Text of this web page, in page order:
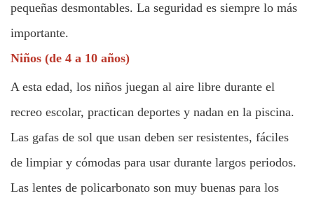
pequeñas desmontables. La seguridad es siempre lo más
importante.
Niños (de 4 a 10 años)
A esta edad, los niños juegan al aire libre durante el
recreo escolar, practican deportes y nadan en la piscina.
Las gafas de sol que usan deben ser resistentes, fáciles
de limpiar y cómodas para usar durante largos periodos.
Las lentes de policarbonato son muy buenas para los